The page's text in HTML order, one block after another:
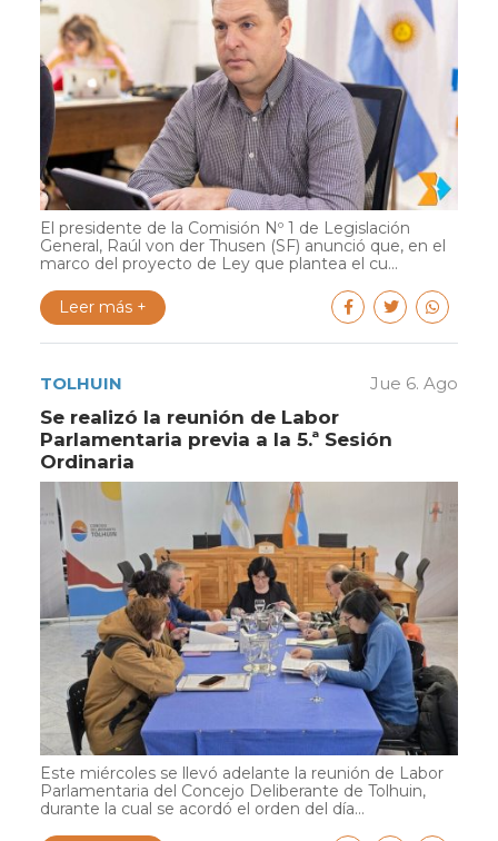
El presidente de la Comisión Nº 1 de Legislación
General, Raúl von der Thusen (SF) anunció que, en el
marco del proyecto de Ley que plantea el cu...
Leer más +
TOLHUIN Jue 6. Ago
Se realizó la reunión de Labor
Parlamentaria previa a la 5.ª Sesión
Ordinaria
Este miércoles se llevó adelante la reunión de Labor
Parlamentaria del Concejo Deliberante de Tolhuin,
durante la cual se acordó el orden del día...